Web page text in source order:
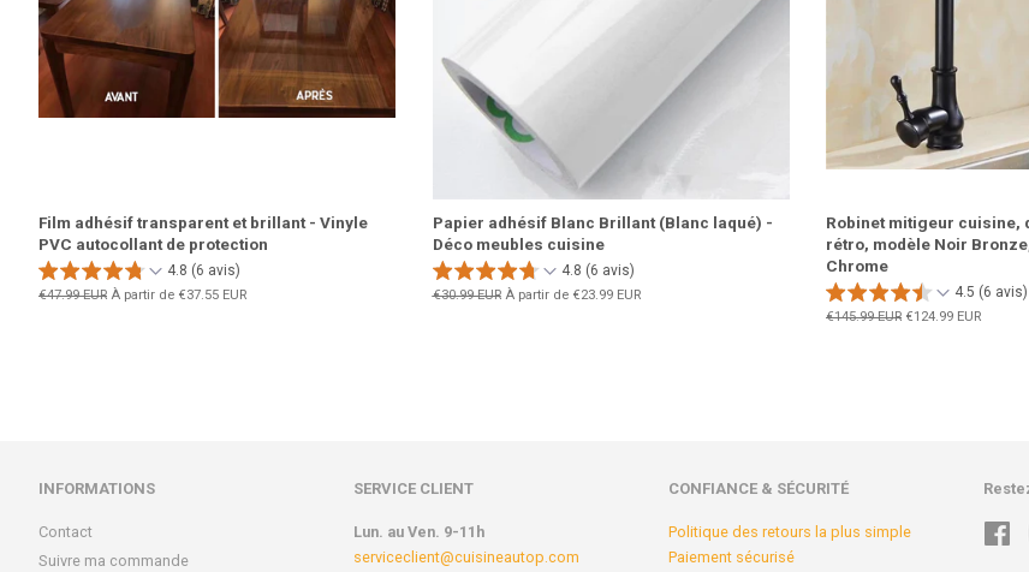
Film adhésif transparent et brillant - Vinyle
PVC autocollant de protection
4.8 (6 avis)
Prix
€47.99 EUR À partir de €37.55 EUR
Papier adhésif Blanc Brillant (Blanc laqué) -
Déco meubles cuisine
4.8 (6 avis)
Prix
€30.99 EURÀ partir de €23.99 EUR
Robinet mitigeur cuisine,
rétro, modèle Noir
Chrome
4.5 (6 avis)
Prix
€145.99 EUR Prix
€124.99 EUR
INFORMATIONS
Contact
Suivre ma commande
SERVICE CLIENT
Lun. au Ven. 9-11h
serviceclient@cuisineautop.com
CONFIANCE & SÉCURITÉ
Politique des retours la plus simple
Paiement sécurisé